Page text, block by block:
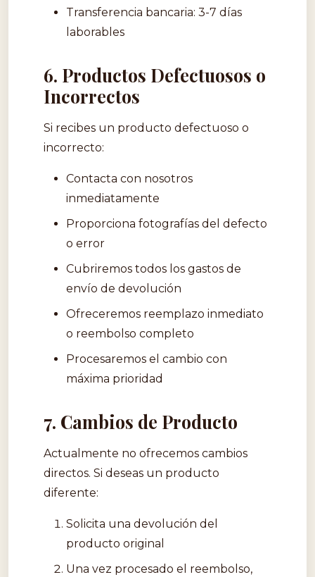
Transferencia bancaria: 3-7 días
laborables
6. Productos Defectuosos o
Incorrectos
Si recibes un producto defectuoso o
incorrecto:
Contacta con nosotros
inmediatamente
Proporciona fotografías del defecto
o error
Cubriremos todos los gastos de
envío de devolución
Ofreceremos reemplazo inmediato
o reembolso completo
Procesaremos el cambio con
máxima prioridad
7. Cambios de Producto
Actualmente no ofrecemos cambios
directos. Si deseas un producto
diferente:
Solicita una devolución del
producto original
Una vez procesado el reembolso,